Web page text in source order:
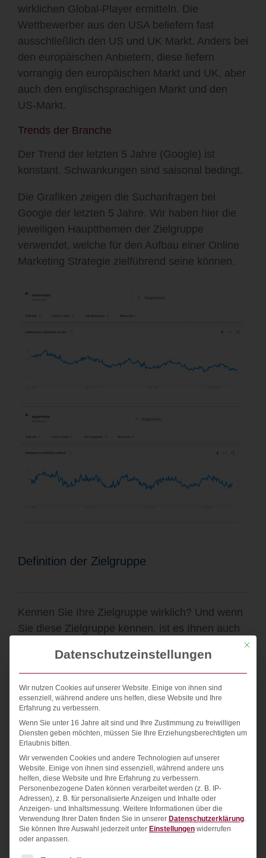
wirklichen Global-Player ermitteln. Die
Wettbewerber aus den USA beliefern fast
ausschließlich den US und UK Markt. Anders bei
den europäischen Anbietern, diese liefern
vorrangig den europäischen Markt und UK, aber
auch den englischsprachigen Markt und den
US-Markt.
Trends der Branche
Der Trend der letzten 5 Jahre (Google) ist
konstant. Schwankungen sind saisonal bedingt.
Die Grafiken zeigen die Suchanfragen bei
Google der letzten 5 Jahre. Wir haben hier die
jeweiligen Hauptthemen der Zielgruppe
verwendet, welche für den Aufbau einer Online
Marketing Strategie zielführend seine können.
Definition der Zielgruppe
Kennen Sie Ihre Zielgruppe wirklich? Und wenn
Sie diese Zielgruppe kennen, ist es Ihnen auch
erreichen)? Oder haben Ihre bisherigen
Marketing-Aktivitäten nur dafür gesorgt,
Interessenten zu finde, welche ein Interesse an
der Thematik, der Branche, einzelnen Produkten
oder noch schlimmer, nur Interesse an
passenden Informationen hatten.
Handelt es sich bei Ihrer Zielgruppe
beispielsweise (um bei unserem obigen Beispiel
zu bleiben) um anspruchsvolle Profi-Rennfahrer,
ledige Top-Verdiener, für die der Kauf einer
Harley Davidson eine Kleinigkeit ist oder
Mit
Datenschutzeinstellungen
Wir nutzen Cookies auf unserer Website. Einige von ihnen sind
essenziell, während andere uns helfen, diese Website und Ihre
Erfahrung zu verbessern.
Wenn Sie unter 16 Jahre alt sind und Ihre Zustimmung zu freiwilligen
Diensten geben möchten, müssen Sie Ihre Erziehungsberechtigten um
Erlaubnis bitten.
Wir verwenden Cookies und andere Technologien auf unserer
Website. Einige von ihnen sind essenziell, während andere uns
helfen, diese Website und Ihre Erfahrung zu verbessern.
Personenbezogene Daten können verarbeitet werden (z. B. IP-
Adressen), z. B. für personalisierte Anzeigen und Inhalte oder
Anzeigen- und Inhaltsmessung. Weitere Informationen über die
Verwendung Ihrer Daten finden Sie in unserer Datenschutzerklärung.
Sie können Ihre Auswahl jederzeit unter Einstellungen widerrufen
oder anpassen.